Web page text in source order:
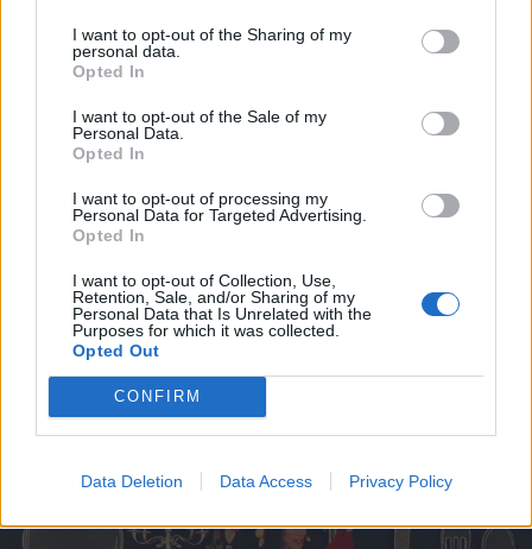
I want to opt-out of the Sharing of my
personal data.
Opted In
I want to opt-out of the Sale of my
Personal Data.
Opted In
I want to opt-out of processing my
Personal Data for Targeted Advertising.
Opted In
I want to opt-out of Collection, Use,
Retention, Sale, and/or Sharing of my
Personal Data that Is Unrelated with the
Purposes for which it was collected.
Opted Out
CONFIRM
Data Deletion Data Access Privacy Policy
BAVENO
Baveno si illumina sotto le stelle
con il grande concerto sull’acqua